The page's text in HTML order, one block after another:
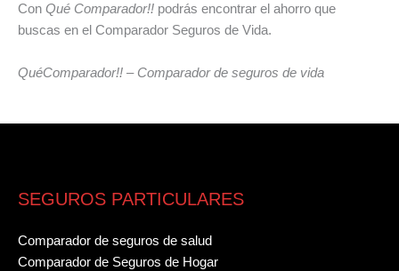
Con Qué Comparador!! podrás encontrar el ahorro que
buscas en el Comparador Seguros de Vida.
QuéComparador!! – Comparador de seguros de vida
SEGUROS PARTICULARES
Comparador de seguros de salud
Comparador de Seguros de Hogar